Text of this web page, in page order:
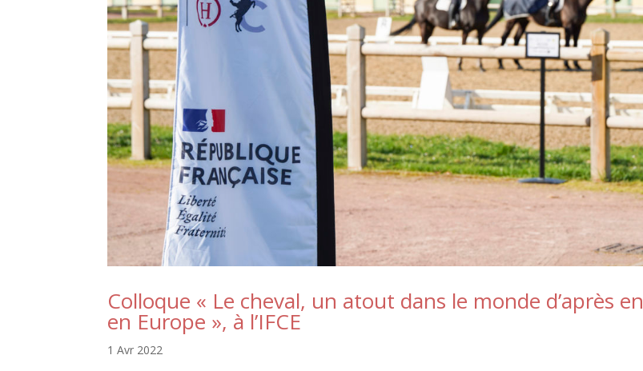
Colloque « Le cheval, un atout dans le monde d’après
en Europe », à l’IFCE
1 Avr 2022